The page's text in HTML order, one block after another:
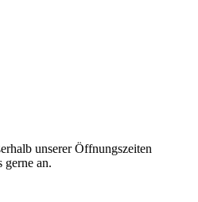
unserer Öffnungszeiten
gerne an.